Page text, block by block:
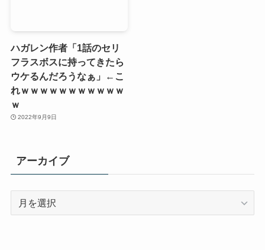
ハガレン作者「1話のセリ
フラスボスに持ってきたら
ウケるんだろうなぁ」←こ
れｗｗｗｗｗｗｗｗｗｗｗ
ｗ
2022年9月9日
アーカイブ